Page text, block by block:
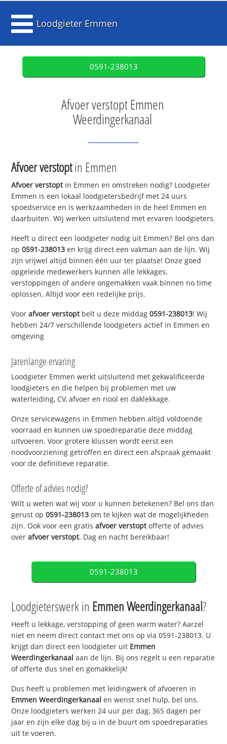
Loodgieter Emmen
0591-238013
Afvoer verstopt Emmen
Weerdingerkanaal
Afvoer verstoptin Emmen
Afvoer verstoptin Emmen en omstreken nodig? Loodgieter
Emmen is een lokaal loodgietersbedrijf met 24 uurs
spoedservice en is werkzaamheden in de heel Emmen en
daarbuiten. Wij werken uitsluitend met ervaren loodgieters.
Heeft u direct een loodgieter nodig uit Emmen? Bel ons dan
op0591-238013 en krijg direct een vakman aan de lijn. Wij
zijn vrijwel altijd binnen één uur ter plaatse! Onze goed
opgeleide medewerkers kunnen alle lekkages,
verstoppingen of andere ongemakken vaak binnen no time
oplossen. Altijd voor een redelijke prijs.
Voorafvoer verstoptbelt u deze middag0591-238013! Wij
hebben 24/7 verschillende loodgieters actief in Emmen en
omgeving
Jarenlange ervaring
Loodgieter Emmen werkt uitsluitend met gekwalificeerde
loodgieters en die helpen bij problemen met uw
waterleiding, CV, afvoer en riool en daklekkage.
Onze servicewagens in Emmen hebben altijd voldoende
voorraad en kunnen uw spoedreparatie deze middag
uitvoeren. Voor grotere klussen wordt eerst een
noodvoorziening getroffen en direct een afspraak gemaakt
voor de definitieve reparatie.
Offerte of advies nodig?
Wilt u weten wat wij voor u kunnen betekenen? Bel ons dan
gerust op0591-238013 om te kijken wat de mogelijkheden
zijn. Ook voor een gratisafvoer verstoptofferte of advies
overafvoer verstopt. Dag en nacht bereikbaar!
0591-238013
Loodgieterswerk in Emmen Weerdingerkanaal?
Heeft u lekkage, verstopping of geen warm water? Aarzel
niet en neem direct contact met ons op via 0591-238013. U
krijgt dan direct een loodgieter uit Emmen
Weerdingerkanaal aan de lijn. Bij ons regelt u een reparatie
of offerte dus snel en gemakkelijk!
Dus heeft u problemen met leidingwerk of afvoeren in
Emmen Weerdingerkanaal en wenst snel hulp, bel ons.
Onze loodgieters werken 24 uur per dag, 365 dagen per
jaar en zijn elke dag bij u in de buurt om spoedreparaties
uit te voeren.